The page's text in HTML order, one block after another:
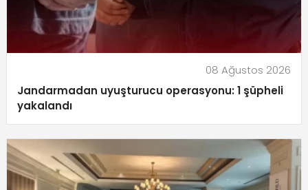
08 Ağustos 2026
Jandarmadan uyuşturucu operasyonu: 1 şüpheli
yakalandı